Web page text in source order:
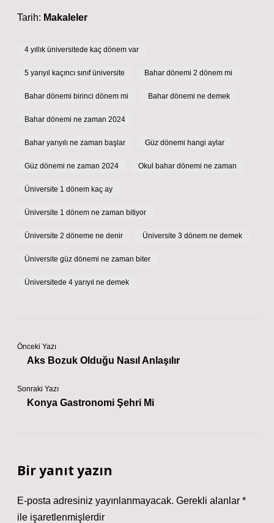
Tarih: Makaleler
4 yıllık üniversitede kaç dönem var
5 yarıyıl kaçıncı sınıf üniversite Bahar dönemi 2 dönem mi
Bahar dönemi birinci dönem mi Bahar dönemi ne demek
Bahar dönemi ne zaman 2024
Bahar yarıyılı ne zaman başlar Güz dönemi hangi aylar
Güz dönemi ne zaman 2024 Okul bahar dönemi ne zaman
Üniversite 1 dönem kaç ay
Üniversite 1 dönem ne zaman bitiyor
Üniversite 2 döneme ne denir Üniversite 3 dönem ne demek
Üniversite güz dönemi ne zaman biter
Üniversitede 4 yarıyıl ne demek
Önceki Yazı
Aks Bozuk Olduğu Nasıl Anlaşılır
Sonraki Yazı
Konya Gastronomi Şehri Mi
Bir yanıt yazın
E-posta adresiniz yayınlanmayacak. Gerekli alanlar *
ile işaretlenmişlerdir